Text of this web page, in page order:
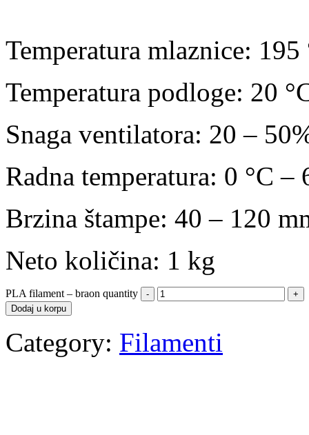
Temperatura mlaznice: 195
Temperatura podloge: 20
Snaga ventilatora: 20 –
Radna temperatura: 0 °C –
Brzina štampe: 40 – 120
Neto količina: 1 kg
PLA filament – braon quantity
Dodaj u korpu
Category: Filamenti